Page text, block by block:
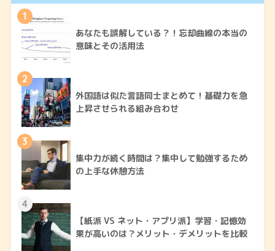
1
あなたも誤解している？！忘却曲線の本当の
意味とその活用法
2
外国語は似た言語同士まとめて！基礎力を急
上昇させられる組み合わせ
3
集中力が続く時間は？集中して勉強するため
の上手な休憩方法
4
【紙派 VS ネット・アプリ派】学習・記憶効
果が高いのは？メリット・デメリットを比較